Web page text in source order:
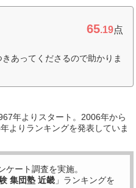
65.19点
あってくださるので助かりま
年よりスタート。2006年から
よりランキングを発表していま
ケート調査を実施。
集団塾 近畿 」ランキングを